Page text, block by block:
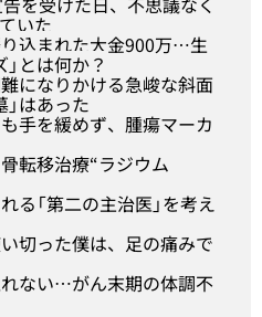
いた
込まれた大金900万…生
とは何か？
になりかける急峻な斜面
はあった
手を緩めず、腫瘍マーカ
転移治療“ラジウム
る「第二の主治医」を考え
切った僕は、足の痛みで
ない…がん末期の体調不